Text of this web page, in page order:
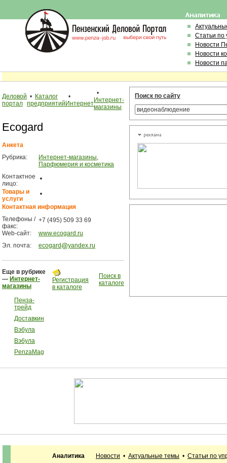
Статьи по
Новости
Новости
Новости
Деловой
портал
• Каталог
предприятий
•
Интернет
•
Интернет-
магазины
Ecogard
Анкета
Рубрика:
Интернет-магазины,
Парфюмерия и косметика
Контактное
лицо:
Товары и
услуги
Контактная информация
Телефоны /
факс:
+7 (495) 509 33 69
Web-сайт:
www.ecogard.ru
Эл. почта:
ecogard yandex.ru
Еще в рубрике
— Интернет-
магазины
Пенза-
трейд
Доставкин
Вэбула
Вэбула
PenzaMag
Регистрация
в каталоге
Поиск в
каталоге
Поиск по сайту
Аналитика Новости • Актуальные темы • Статьи по